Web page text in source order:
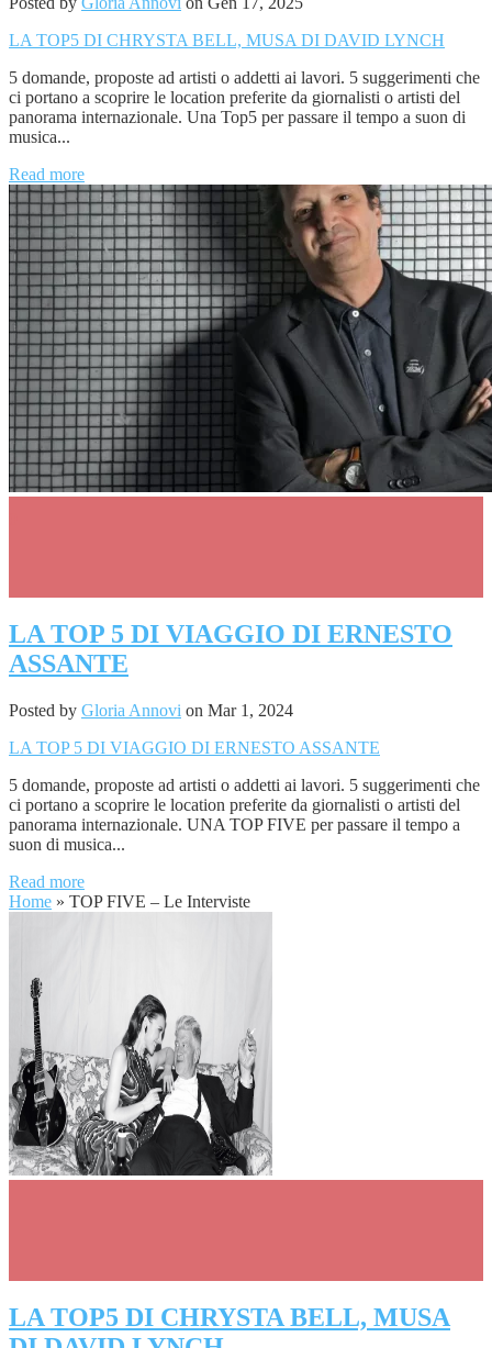
LA TOP5 DI CHRYSTA BELL, MUSA DI DAVID LYNCH
5 domande, proposte ad artisti o addetti ai lavori. 5 suggerimenti che
ci portano a scoprire le location preferite da giornalisti o artisti del
panorama internazionale. Una Top5 per passare il tempo a suon di
musica...
Read more
LA TOP 5 DI VIAGGIO DI ERNESTO
ASSANTE
Posted by Gloria Annovi on Mar 1, 2024
LA TOP 5 DI VIAGGIO DI ERNESTO ASSANTE
5 domande, proposte ad artisti o addetti ai lavori. 5 suggerimenti che
ci portano a scoprire le location preferite da giornalisti o artisti del
panorama internazionale. UNA TOP FIVE per passare il tempo a
suon di musica...
Read more
Home » TOP FIVE – Le Interviste
LA TOP5 DI CHRYSTA BELL, MUSA